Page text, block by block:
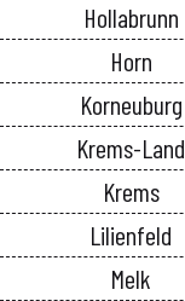
Hollabrunn
Horn
Korneuburg
Krems-Land
Krems
Lilienfeld
Melk